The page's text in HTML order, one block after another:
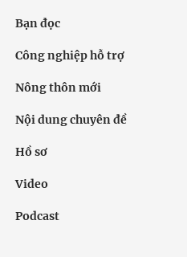
Bạn đọc
Công nghiệp hỗ trợ
Nông thôn mới
Nội dung chuyên đề
Hồ sơ
Video
Podcast